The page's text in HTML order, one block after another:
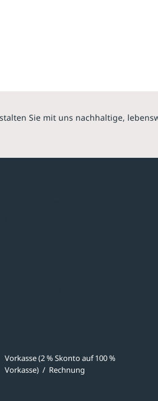
Sie mit uns nachhaltige,
Vorkasse (2 % Skonto auf 100 %
Vorkasse) / Rechnung